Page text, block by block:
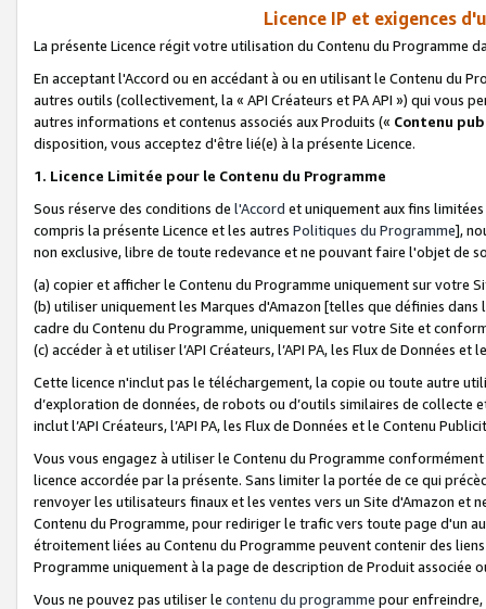
Licence IP et exigences
La présente Licence régit votre utilisation du Contenu du Programme
En acceptant l'Accord ou en accédant à ou en utilisant le Contenu du
autres outils (collectivement, la « API Créateurs et PA API ») qui vous
autres informations et contenus associés aux Produits (« Contenu
disposition, vous acceptez d'être lié(e) à la présente Licence.
1. Licence Limitée pour le Contenu du Programme
Sous réserve des conditions de l'Accord et uniquement aux fins
compris la présente Licence et les autres Politiques du Programme],
non exclusive, libre de toute redevance et ne pouvant faire l'objet de
(a) copier et afficher le Contenu du Programme uniquement sur votre
(b) utiliser uniquement les Marques d'Amazon [telles que définies dans
cadre du Contenu du Programme, uniquement sur votre Site et
(c) accéder à et utiliser l’API Créateurs, l’API PA, les Flux de Données
Cette licence n'inclut pas le téléchargement, la copie ou toute autre
d’exploration de données, de robots ou d’outils similaires de
inclut l’API Créateurs, l’API PA, les Flux de Données et le Contenu
Vous vous engagez à utiliser le Contenu du Programme
licence accordée par la présente. Sans limiter la portée de ce qui
renvoyer les utilisateurs finaux et les ventes vers un Site d'Amazon et
Contenu du Programme, pour rediriger le trafic vers toute page d'un
étroitement liées au Contenu du Programme peuvent contenir des
Programme uniquement à la page de description de Produit associée
Vous ne pouvez pas utiliser le contenu du programme pour